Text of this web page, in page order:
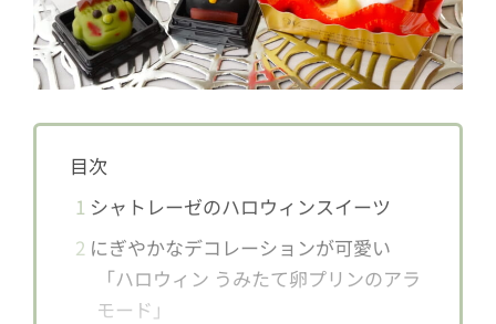
目次
1 シャトレーゼのハロウィンスイーツ
2 にぎやかなデコレーションが可愛い
「ハロウィン うみたて卵プリンのアラ
モード」